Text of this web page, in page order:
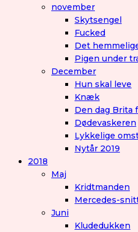
november
Skytsengel
Fucked
Det
Pigen under
December
Hun skal leve
Knæk
Den dag Brita
Dødevaskeren
Lykkelige
Nytår 2019
2018
Maj
Kridtmanden
Mercedes-
Juni
Kludedukken